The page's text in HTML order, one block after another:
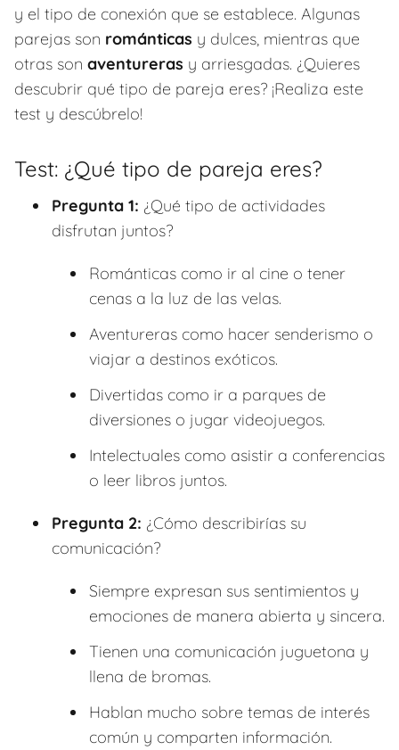
y el tipo de conexión que se establece. Algunas
parejas son románticas y dulces, mientras que
otras son aventureras y arriesgadas. ¿Quieres
descubrir qué tipo de pareja eres? ¡Realiza este
test y descúbrelo!
Test: ¿Qué tipo de pareja eres?
Pregunta 1: ¿Qué tipo de actividades
disfrutan juntos?
Románticas como ir al cine o tener
cenas a la luz de las velas.
Aventureras como hacer senderismo o
viajar a destinos exóticos.
Divertidas como ir a parques de
diversiones o jugar videojuegos.
Intelectuales como asistir a conferencias
o leer libros juntos.
Pregunta 2: ¿Cómo describirías su
comunicación?
Siempre expresan sus sentimientos y
emociones de manera abierta y sincera.
Tienen una comunicación juguetona y
llena de bromas.
Hablan mucho sobre temas de interés
común y comparten información.